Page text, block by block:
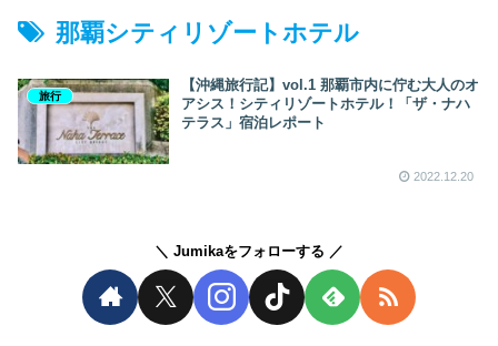
那覇シティリゾートホテル
旅行
【沖縄旅行記】vol.1 那覇市内に佇む大人のオ
アシス！シティリゾートホテル！「ザ・ナハ
テラス」宿泊レポート
2022.12.20
Jumikaをフォローする